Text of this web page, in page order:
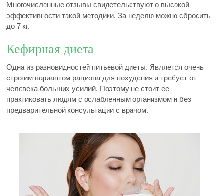
Многочисленные отзывы свидетельствуют о высокой
эффективности такой методики. За неделю можно сбросить
до 7 кг.
Кефирная диета
Одна из разновидностей питьевой диеты. Является очень
строгим вариантом рациона для похудения и требует от
человека больших усилий. Поэтому не стоит ее
практиковать людям с ослабленным организмом и без
предварительной консультации с врачом.